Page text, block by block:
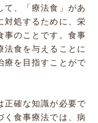
て、「療法食」があ
対処するために、栄
事のことです。食事
法食を与えることに
療を目指すことがで
正確な知識が必要で
く食事療法では、病